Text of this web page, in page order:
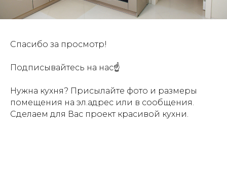
Спасибо за просмотр!
Подписывайтесь на нас☝
Нужна кухня? Присылайте фото и размеры
помещения на эл.адрес или в сообщения.
Сделаем для Вас проект красивой кухни.